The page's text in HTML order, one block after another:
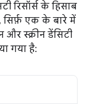
रिसॉर्स के हिसाब
एक के बारे में
स्क्रीन डेंसिटी
गया है: